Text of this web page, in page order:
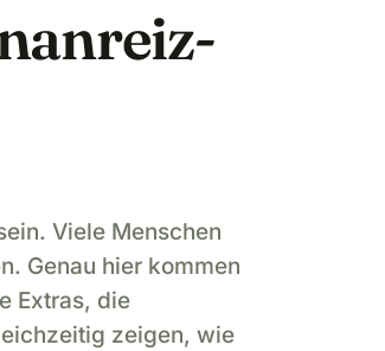
Viele Menschen
Genau hier kommen
Extras, die
zeigen, wie